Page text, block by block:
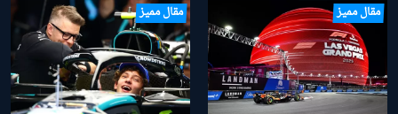
مقال مميز مقال مميز